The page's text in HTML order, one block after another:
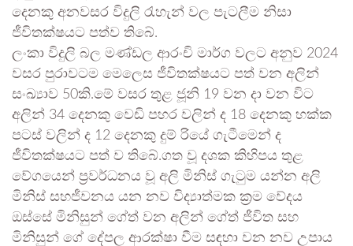
දෙනකු අනවසර විදුලි රැහැන් වල පැටලීම නිසා
ජීවිතක්ෂයට පත්ව තිබේ.
ලංකා විදුලි බල මණ්ඩල ආරංචි මාර්ග වලට අනුව 2024
වසර පුරාවටම මෙලෙස ජීවිතක්ෂයට පත් වන අලින්
සංඛ්‍යාව 50කි.මේ වසර තුළ ජූනි 19 වන දා වන විට
අලින් 34 දෙනකු වෙඩි පහර වලින් ද 18 දෙනකු හක්ක
පටස් වලින් ද 12 දෙනකු දුම් රියේ ගැටීමෙන් ද
ජීවිතක්ෂයට පත් ව තිබේ.ගත වූ දශක කිහිපය තුළ
වේගයෙන් ප්‍රවර්ධනය වූ අලි මිනිස් ගැටුම යන්න අලි
මිනිස් සහජීවනය යන නව විද්‍යාත්මක ක්‍රම වේදය
ඔස්සේ මිනිසුන් ගේත් වන අලින් ගේත් ජීවිත සහ
මිනිසුන් ගේ දේපල ආරක්ෂා වීම සඳහා වන නව උපාය